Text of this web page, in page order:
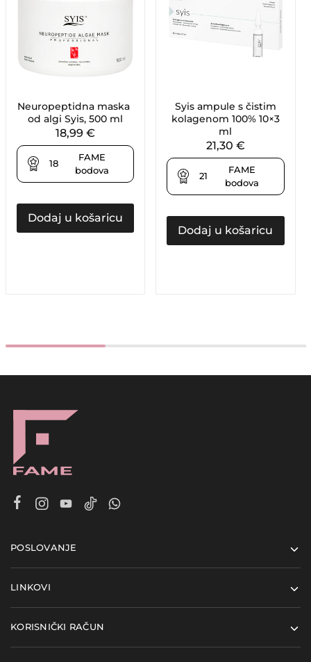
Neuropeptidna maska ​​
od algi Syis, 500 ml
18,99 €
18
FAME
bodova
Dodaj u košaricu
Syis ampule s čistim
kolagenom 100% 10×3
ml
21,30 €
21
FAME
bodova
Dodaj u košaricu
POSLOVANJE
LINKOVI
KORISNIČKI RAČUN